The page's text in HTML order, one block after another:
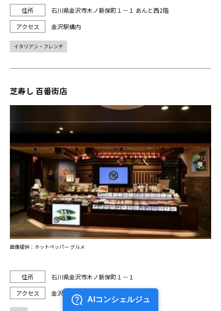
石川県金沢市木ノ新保町１－１ あんと西2階
金沢駅構内
イタリアン・フレンチ
芝寿し 百番街店
石川県金沢市木ノ新保町１－１
金沢駅から徒歩1分
画像提供：ホットペッパー グルメ